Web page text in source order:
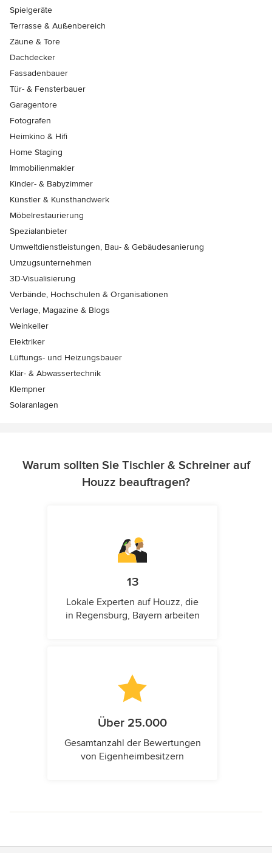
Spielgeräte
Terrasse & Außenbereich
Zäune & Tore
Dachdecker
Fassadenbauer
Tür- & Fensterbauer
Garagentore
Fotografen
Heimkino & Hifi
Home Staging
Immobilienmakler
Kinder- & Babyzimmer
Künstler & Kunsthandwerk
Möbelrestaurierung
Spezialanbieter
Umweltdienstleistungen, Bau- & Gebäudesanierung
Umzugsunternehmen
3D-Visualisierung
Verbände, Hochschulen & Organisationen
Verlage, Magazine & Blogs
Weinkeller
Elektriker
Lüftungs- und Heizungsbauer
Klär- & Abwassertechnik
Klempner
Solaranlagen
Warum sollten Sie Tischler & Schreiner auf
Houzz beauftragen?
13
Lokale Experten auf Houzz, die
in Regensburg, Bayern arbeiten
Über 25.000
Gesamtanzahl der Bewertungen
von Eigenheimbesitzern